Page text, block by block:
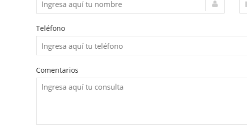
Teléfono
Comentarios